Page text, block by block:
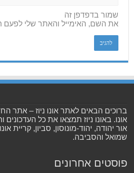
שמור בדפדפן זה
את השם, האימייל והאתר שלי לפעם
ברוכים הבאים לאתר אונו ניוז – אתר
אונו. באונו ניוז תמצאו את כל
אור יהודה, יהוד-מונוסון, סביון, קריית
שמואל והסביבה.
פוסטים אחרונים